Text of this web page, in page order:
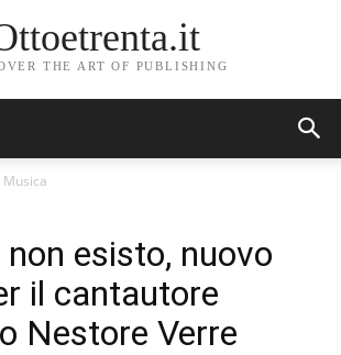
THE ART OF PUBLISHING
Musica
esisto, nuovo
il cantautore
Nestore Verre